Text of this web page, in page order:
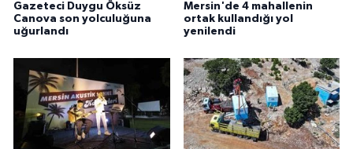
Gazeteci Duygu Öksüz
Canova son yolculuğuna
uğurlandı
Mersin'de 4 mahallenin
ortak kullandığı yol
yenilendi